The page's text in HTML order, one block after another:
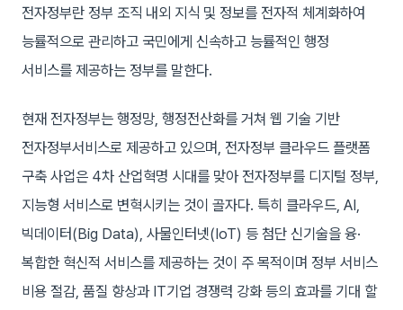
전자정부란 정부 조직 내외 지식 및 정보를 전자적 체계화하여
능률적으로 관리하고 국민에게 신속하고 능률적인 행정
서비스를 제공하는 정부를 말한다.
현재 전자정부는 행정망, 행정전산화를 거쳐 웹 기술 기반
전자정부서비스로 제공하고 있으며, 전자정부 클라우드 플랫폼
구축 사업은 4차 산업혁명 시대를 맞아 전자정부를 디지털 정부,
지능형 서비스로 변혁시키는 것이 골자다. 특히 클라우드, AI,
빅데이터(Big Data), 사물인터넷(IoT) 등 첨단 신기술을 융·
복합한 혁신적 서비스를 제공하는 것이 주 목적이며 정부 서비스
비용 절감, 품질 향상과 IT기업 경쟁력 강화 등의 효과를 기대 할